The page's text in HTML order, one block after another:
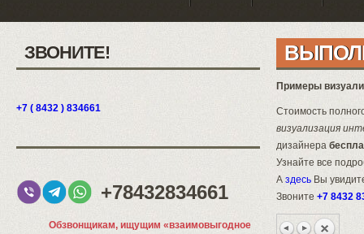
ЗВОНИТЕ!
+7 ( 8432 ) 834661
+78432834661
Обзвонщикам, ищущим «взаимовыгодное
Примеры
Стоимость
визуализация
дизайнера
Узнайте все
А здесь Вы
Звоните +7 8432